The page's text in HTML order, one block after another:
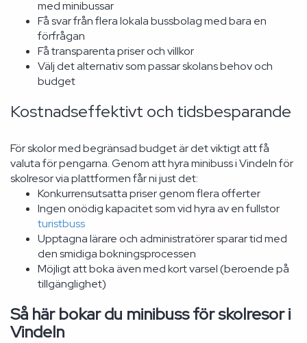
med minibussar
Få svar från flera lokala bussbolag med bara en
förfrågan
Få transparenta priser och villkor
Välj det alternativ som passar skolans behov och
budget
Kostnadseffektivt och tidsbesparande
För skolor med begränsad budget är det viktigt att få
valuta för pengarna. Genom att hyra minibuss i Vindeln för
skolresor via plattformen får ni just det:
Konkurrensutsatta priser genom flera offerter
Ingen onödig kapacitet som vid hyra av en fullstor
turistbuss
Upptagna lärare och administratörer sparar tid med
den smidiga bokningsprocessen
Möjligt att boka även med kort varsel (beroende på
tillgänglighet)
Så här bokar du minibuss för skolresor i
Vindeln